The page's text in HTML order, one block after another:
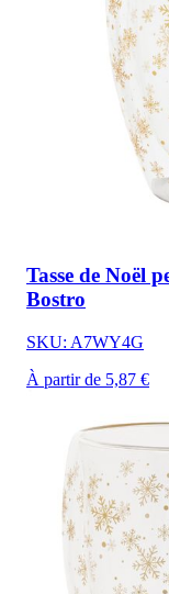
Tasse de Noël
Bostro
SKU: A7WY4G
À partir de 5,87 €